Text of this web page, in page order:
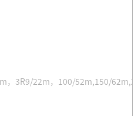
，3R9/22m，100/52m,150/